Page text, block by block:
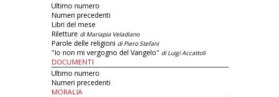
Ultimo numero
Numeri precedenti
Libri del mese
Riletture di Mariapia Veladiano
Parole delle religioni di Piero Stefani
"Io non mi vergogno del Vangelo" di Luigi Accattoli
DOCUMENTI
Ultimo numero
Numeri precedenti
MORALIA